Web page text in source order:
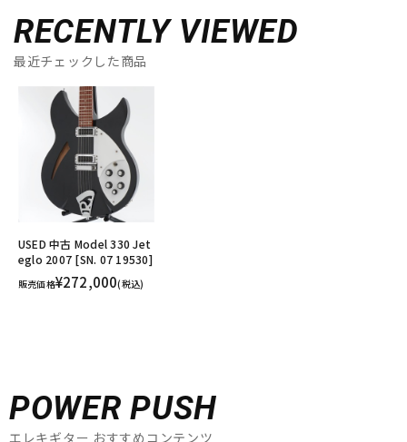
RECENTLY VIEWED
最近チェックした商品
USED 中古 Model 330 Jet
eglo 2007 [SN. 07 19530]
販売価格¥272,000(税込)
POWER PUSH
エレキギター おすすめコンテンツ